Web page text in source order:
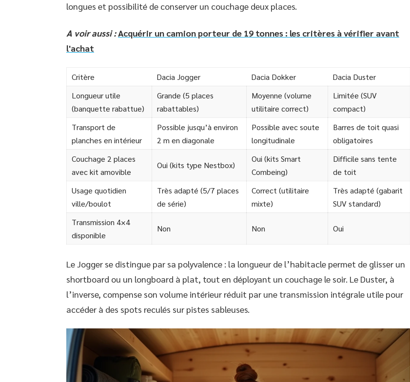
longues et possibilité de conserver un couchage deux places.
A voir aussi :Acquérir un camion porteur de 19 tonnes : les critères à vérifier avant
l'achat
Critère Dacia Jogger Dacia Dokker
Dacia Duster
Longueur utile
(banquette rabattue)
Grande (5 places
rabattables)
Moyenne (volume
utilitaire correct)
Limitée (SUV
compact)
Transport de
planches en intérieur
Possible jusqu’à environ
2 m en diagonale
Possible avec soute
longitudinale
Barres de toit quasi
obligatoires
Couchage 2 places
avec kit amovible
Oui (kits type Nestbox)
Oui (kits Smart
Combeing)
Difficile sans tente
de toit
Usage quotidien
ville/boulot
Très adapté (5/7 places
de série)
Correct (utilitaire
mixte)
Très adapté (gabarit
SUV standard)
Transmission 4×4
disponible
Non Non Oui
Le Jogger se distingue par sa polyvalence : la longueur de l’habitacle permet de glisser un
shortboard ou un longboard à plat, tout en déployant un couchage le soir. Le Duster, à
l’inverse, compense son volume intérieur réduit par une transmission intégrale utile pour
accéder à des spots reculés sur pistes sableuses.